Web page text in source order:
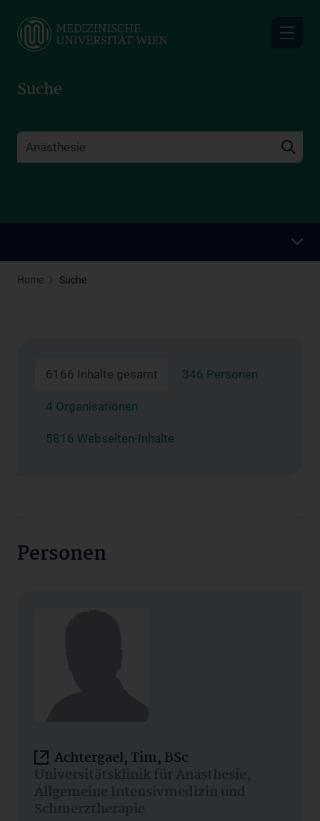
main
Suche
Home Suche
6166 Inhalte gesamt 346 Personen
4 Organisationen
5816 Webseiten-Inhalte
Personen
Achtergael, Tim, BSc
Universitätsklinik für Anästhesie,
Allgemeine Intensivmedizin und
Schmerztherapie